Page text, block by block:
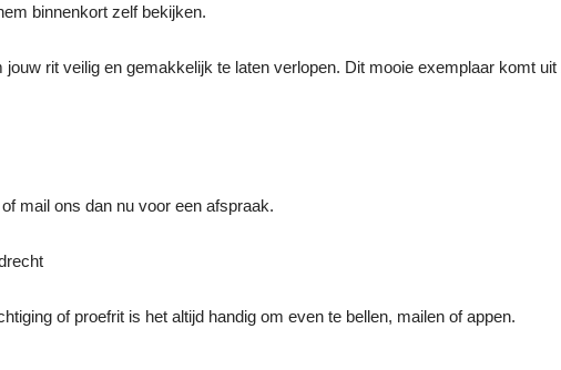
binnenkort zelf bekijken.
rit veilig en gemakkelijk te laten verlopen. Dit mooie exemplaar komt
mail ons dan nu voor een afspraak.
of proefrit is het altijd handig om even te bellen, mailen of appen.